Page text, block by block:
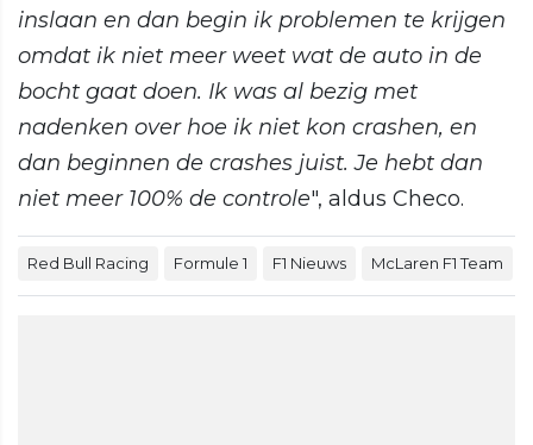
inslaan en dan begin ik problemen te krijgen
omdat ik niet meer weet wat de auto in de
bocht gaat doen. Ik was al bezig met
nadenken over hoe ik niet kon crashen, en
dan beginnen de crashes juist. Je hebt dan
niet meer 100% de controle", aldus Checo.
Red Bull Racing Formule 1 F1 Nieuws McLaren F1 Team